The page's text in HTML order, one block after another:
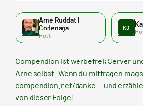
Arne Ruddat |
Codenaga
Host
KD
Compendion ist werbefrei; Server
Arne selbst. Wenn du mittragen
compendion.net/danke — und
von dieser Folge!